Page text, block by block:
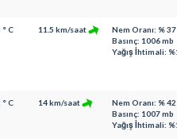
° C 11.5 km/saat
Nem Oranı: % 37
Basınç: 1006 mb
Yağış İhtimali:
° C 14 km/saat
Nem Oranı: % 42
Basınç: 1007 mb
Yağış İhtimali: